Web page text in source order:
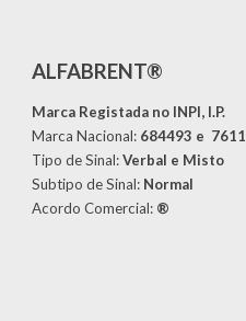
ALFABRENT®
Marca Registada no INPI, I.P.
Marca Nacional: 684493 e
Tipo de Sinal:Verbal e Misto
Subtipo de Sinal: Normal
Acordo Comercial: ®